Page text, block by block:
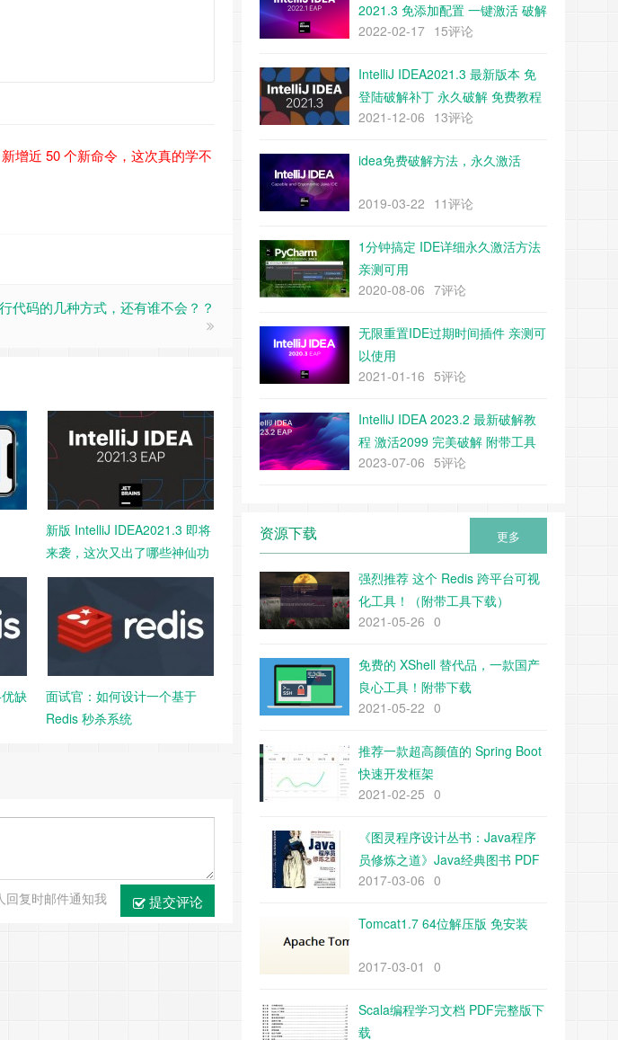
增近 50 个新命令，这次真的学不
代码的几种方式，还有谁不会？？
新版 IntelliJ IDEA2021.3 即将
来袭，这次又出了哪些神仙功
能！
缺
面试官：如何设计一个基于
Redis 秒杀系统
提交评论
回复时邮件通知我
2021.3 免添加配置 一键激活 破解
教程 附带下载工具
2022-02-17 15评论
IntelliJ IDEA2021.3 最新版本 免
登陆破解补丁 永久破解 免费教程
（附带补丁下载）
2021-12-06 13评论
idea免费破解方法，永久激活
2019-03-22 11评论
1分钟搞定 IDE详细永久激活方法
亲测可用
2020-08-06 7评论
无限重置IDE过期时间插件 亲测可
以使用
2021-01-16 5评论
IntelliJ IDEA 2023.2 最新破解教
程 激活2099 完美破解 附带工具
下载
2023-07-06 5评论
更多
资源下载
强烈推荐 这个 Redis 跨平台可视
化工具！（附带工具下载）
2021-05-26 0
免费的 XShell 替代品，一款国产
良心工具！附带下载
2021-05-22 0
推荐一款超高颜值的 Spring Boot
快速开发框架
2021-02-25 0
《图灵程序设计丛书：Java程序
员修炼之道》Java经典图书 PDF
下载
2017-03-06 0
Tomcat1.7 64位解压版 免安装
2017-03-01 0
Scala编程学习文档 PDF完整版下
载